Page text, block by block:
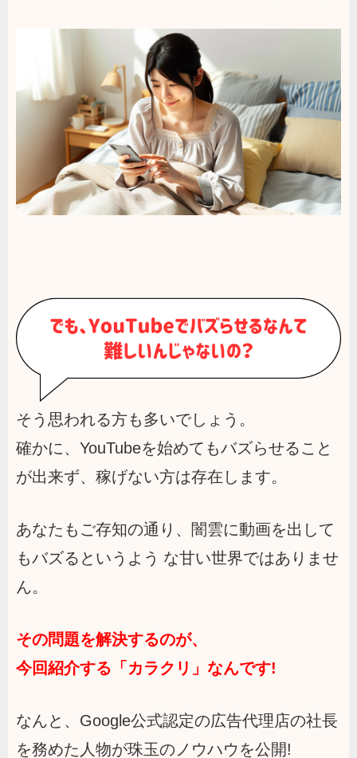
そう思われる方も多いでしょう。
確かに、YouTubeを始めてもバズらせること
が出来ず、稼げない方は存在します。
あなたもご存知の通り、闇雲に動画を出して
もバズるというよう な甘い世界ではありませ
ん。
その問題を解決するのが、
今回紹介する「カラクリ」なんです!
なんと、Google公式認定の広告代理店の社長
を務めた人物が珠玉のノウハウを公開!